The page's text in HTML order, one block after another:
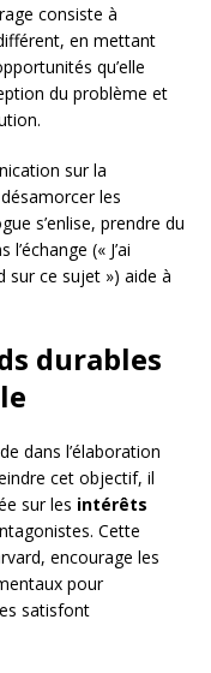
consiste à
en mettant
qu’elle
du problème et
sur la
les
s’enlise, prendre du
(« J’ai
sur ce sujet ») aide à
durables
dans l’élaboration
cet objectif, il
sur les intérêts
Cette
encourage les
pour
satisfont